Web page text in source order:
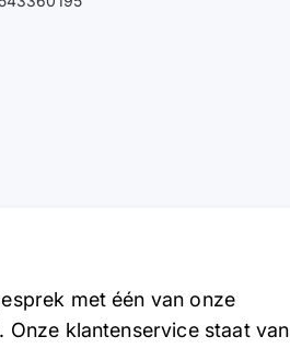
met één van onze
klantenservice staat van